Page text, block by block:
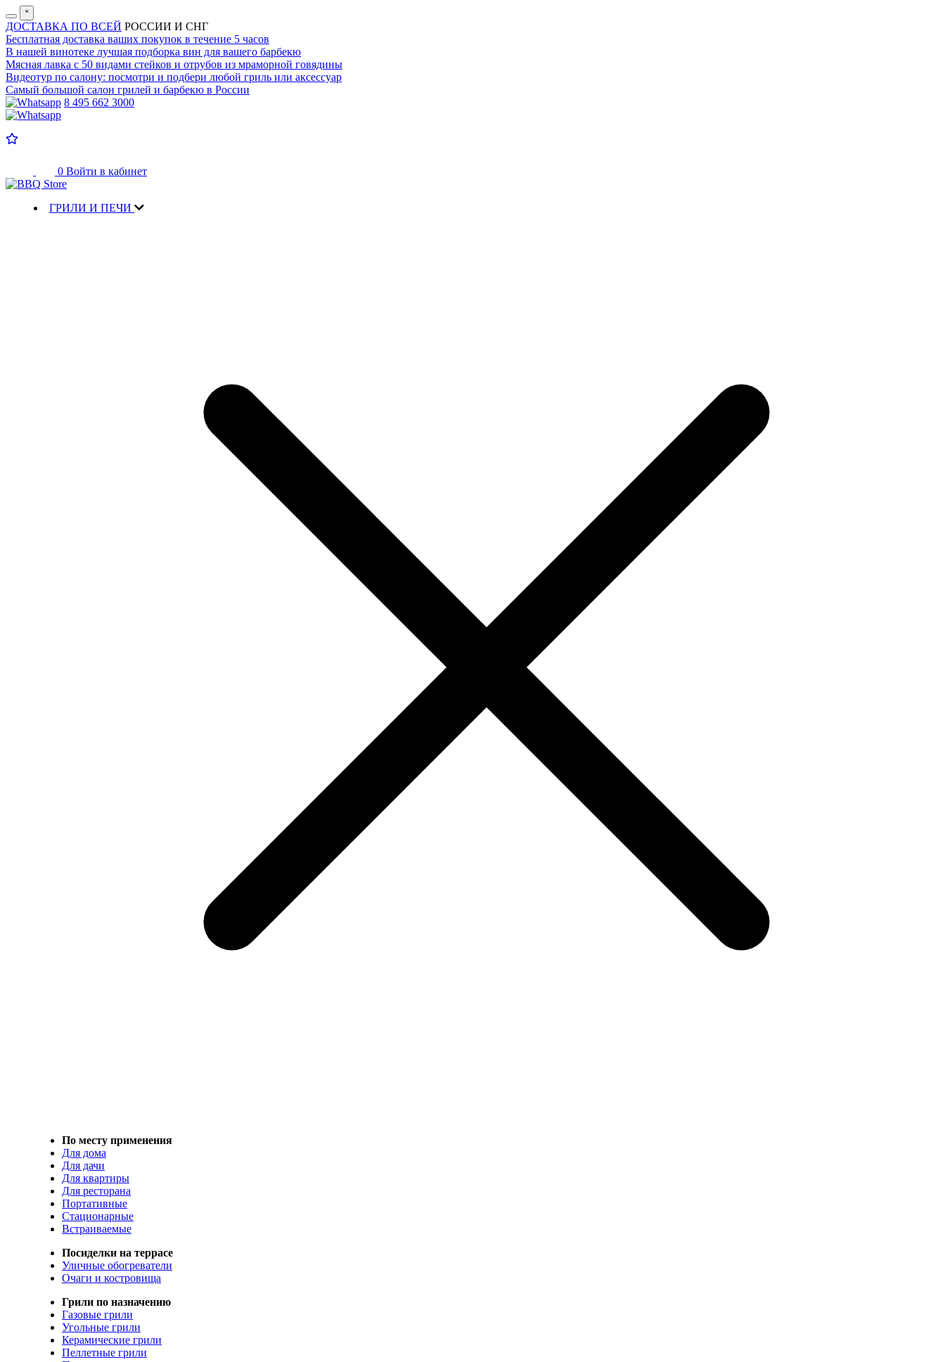
˟
ДОСТАВКА ПО ВСЕЙ РОССИИ И СНГ
Бесплатная доставка ваших покупок в течение 5 часов
В нашей винотеке лучшая подборка вин для вашего барбекю
Мясная лавка с 50 видами стейков и отрубов из мраморной говядины
Видеотур по салону: посмотри и подбери любой гриль или аксессуар
Самый большой салон грилей и барбекю в России
8 495 662 3000
0 Войти в кабинет
ГРИЛИ И ПЕЧИ
По месту применения
Для дома
Для дачи
Для квартиры
Для ресторана
Портативные
Стационарные
Встраиваемые
Посиделки на террасе
Уличные обогреватели
Очаги и костровища
Грили по назначению
Газовые грили
Угольные грили
Керамические грили
Пеллетные грили